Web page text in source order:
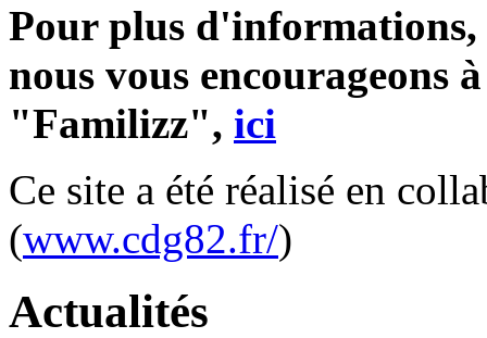
Pour plus d'informations,
nous vous encourageons
"Familizz", ici
Ce site a été réalisé en
(www.cdg82.fr/)
Actualités